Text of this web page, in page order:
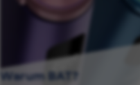
Warum BAT?